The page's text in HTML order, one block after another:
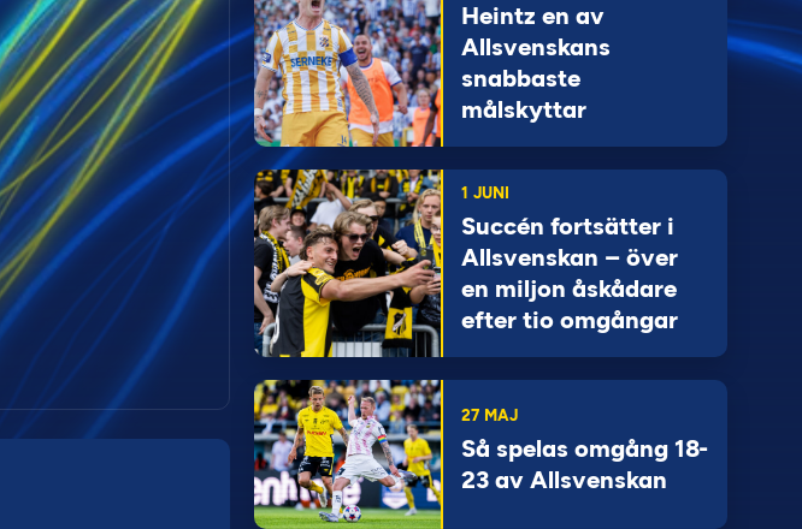
Heintz en av
Allsvenskans
snabbaste
målskyttar
1 JUNI
Succén fortsätter i
Allsvenskan – över
en miljon åskådare
efter tio omgångar
27 MAJ
Så spelas omgång 18-
23 av Allsvenskan